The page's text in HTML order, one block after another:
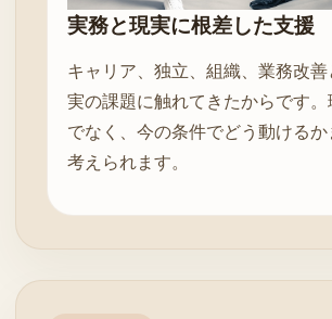
実務と現実に根差した支援
キャリア、独立、組織、業務改善
実の課題に触れてきたからです。
でなく、今の条件でどう動けるか
考えられます。